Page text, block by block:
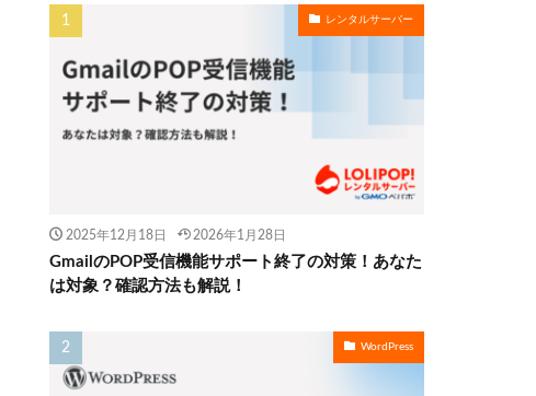
レンタルサーバー
2025年12月18日 2026年1月28日
GmailのPOP受信機能サポート終了の対策！あなた
は対象？確認方法も解説！
WordPress